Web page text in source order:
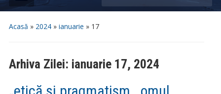
Acasă » 2024» ianuarie » 17
Arhiva Zilei: ianuarie 17, 2024